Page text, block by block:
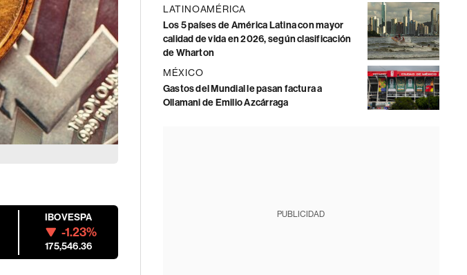
IBOVESPA
-1.23%
175,546.36
LATINOAMÉRICA
Los 5 países de América Latina con mayor
calidad de vida en 2026, según clasificación
de Wharton
MÉXICO
Gastos del Mundial le pasan factura a
Ollamani de Emilio Azcárraga
PUBLICIDAD